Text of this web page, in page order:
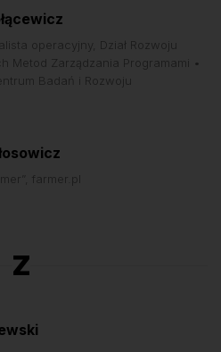
operacyjny, Dział Rozwoju
Metod Zarządzania Programami •
Badań i Rozwoju
farmer.pl
Z